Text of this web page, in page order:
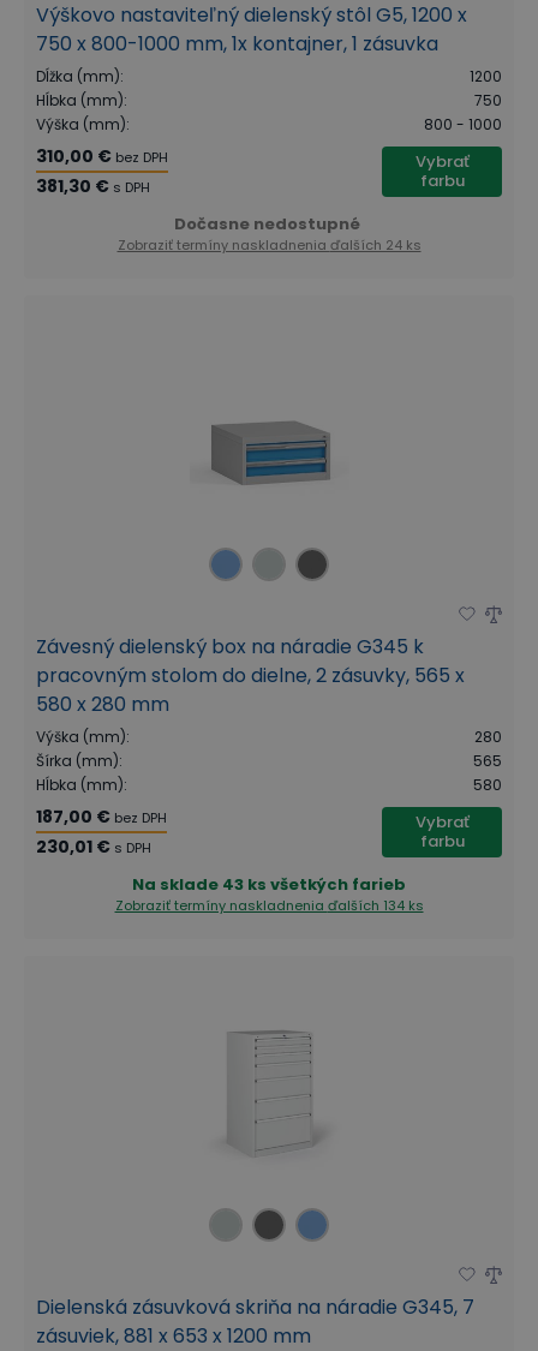
Výškovo nastaviteľný dielenský stôl G5, 1200 x
750 x 800-1000 mm, 1x kontajner, 1 zásuvka
Dĺžka (mm):
1200
Hĺbka (mm):
750
Výška (mm): 800 - 1000
310,00 € bez DPH
381,30 € s DPH
Vybrať
farbu
Dočasne nedostupné
Zobraziť termíny naskladnenia ďalších 24 ks
Závesný dielenský box na náradie G345 k
pracovným stolom do dielne, 2 zásuvky, 565 x
580 x 280 mm
Výška (mm):
280
Šírka (mm):
565
Hĺbka (mm): 580
187,00 € bez DPH
230,01 € s DPH
Vybrať
farbu
Na sklade 43 ks všetkých farieb
Zobraziť termíny naskladnenia ďalších 134 ks
Dielenská zásuvková skriňa na náradie G345, 7
zásuviek, 881 x 653 x 1200 mm